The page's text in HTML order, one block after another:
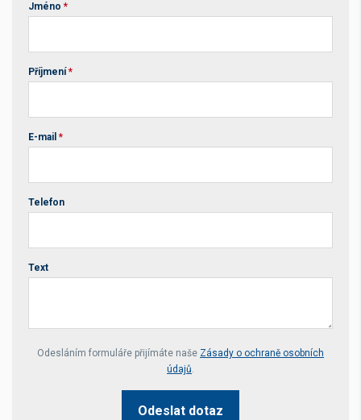
Jméno *
Příjmení *
E-mail *
Telefon
Text
Your website *
Odesláním formuláře přijímáte naše Zásady o ochraně osobních
údajů.
Odeslat dotaz